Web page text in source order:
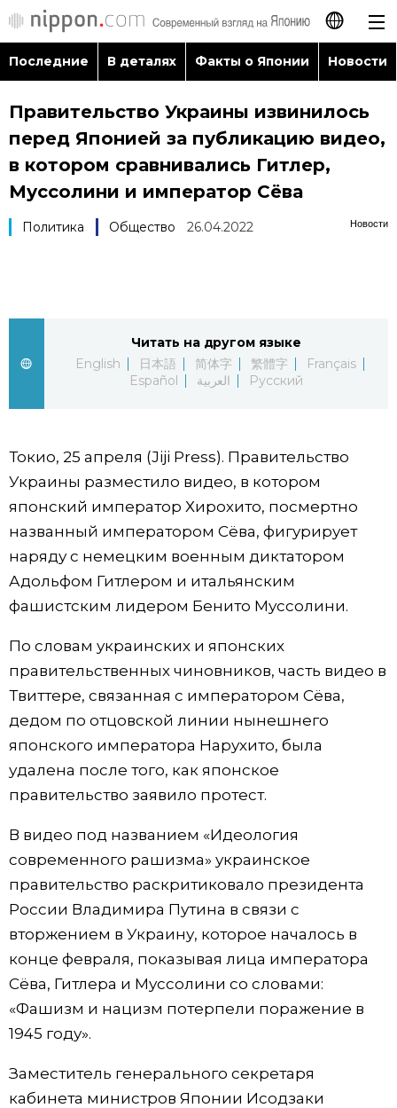
日本語
English
繁體字
العربية
Последние
В деталях
Новости
Путеводитель по Японии
Разделы
Блог
Экономика
Общество
Культура
Жизнь
Технологии
Токио
От редакции
Популярные статьи
Японский язык
Семья
Еда и напитки
official SNS
Последние В деталях Факты о Японии Новости
Правительство Украины извинилось
перед Японией за публикацию видео,
в котором сравнивались Гитлер,
Муссолини и император Сёва
Новости
Политика Общество 26.04.2022
Читать на другом языке
English
日本語 简体字 繁體字
Français
Español
العربية Русский
Токио, 25 апреля (Jiji Press). Правительство
Украины разместило видео, в котором
японский император Хирохито, посмертно
названный императором Сёва, фигурирует
наряду с немецким военным диктатором
Адольфом Гитлером и итальянским
фашистским лидером Бенито Муссолини.
По словам украинских и японских
правительственных чиновников, часть видео в
Твиттере, связанная с императором Сёва,
дедом по отцовской линии нынешнего
японского императора Нарухито, была
удалена после того, как японское
правительство заявило протест.
В видео под названием «Идеология
современного рашизма» украинское
правительство раскритиковало президента
России Владимира Путина в связи с
вторжением в Украину, которое началось в
конце февраля, показывая лица императора
Сёва, Гитлера и Муссолини со словами:
«Фашизм и нацизм потерпели поражение в
1945 году».
Заместитель генерального секретаря
кабинета министров Японии Исодзаки